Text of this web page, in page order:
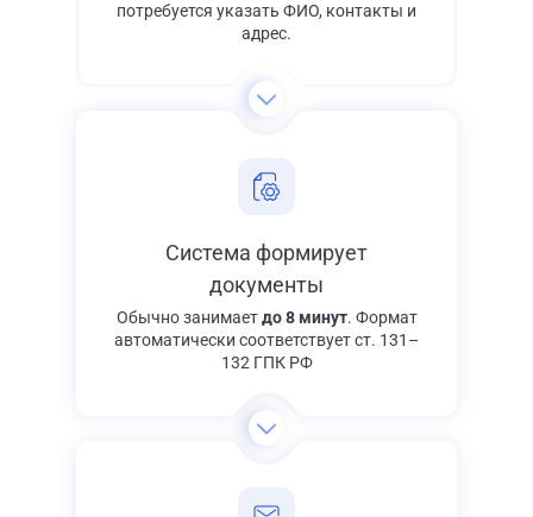
потребуется указать ФИО, контакты и
адрес.
Система формирует
документы
Обычно занимаетдо 8 минут. Формат
автоматически соответствует ст. 131–
132 ГПК РФ